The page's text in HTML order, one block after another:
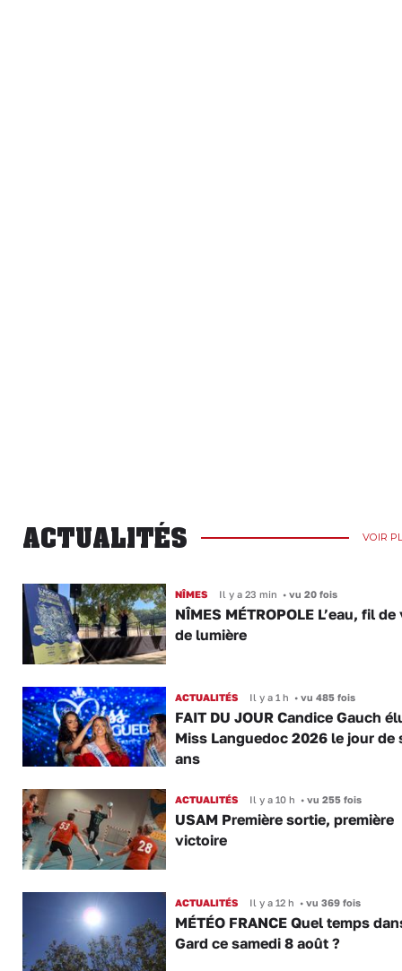
ACTUALITÉS VOIR
NÎMES Il y a 23 min •vu 20 fois
NÎMES MÉTROPOLE L’eau, fil de
de lumière
ACTUALITÉS Il y a 1 h •vu 485 fois
FAIT DU JOUR Candice Gauch
Miss Languedoc 2026 le jour de
ans
ACTUALITÉS Il y a 10 h •vu 255 fois
USAM Première sortie, première
victoire
ACTUALITÉS Il y a 12 h •vu 369 fois
MÉTÉO FRANCE Quel temps
Gard ce samedi 8 août ?